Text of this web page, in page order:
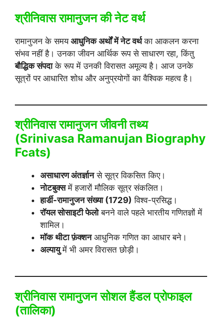
श्रीनिवास रामानुजन की नेट वर्थ
रामानुजन के समय आधुनिक अर्थों में नेट वर्थका आकलन करना
संभव नहीं है। उनका जीवन आर्थिक रूप से साधारण रहा, किंतु
बौद्धिक संपदाके रूप में उनकी विरासत अमूल्य है। आज उनके
सूत्रों पर आधारित शोध और अनुप्रयोगों का वैश्विक महत्व है।
श्रीनिवास रामानुजन जीवनी तथ्य
(Srinivasa Ramanujan Biography
Fcats)
असाधारण अंतर्ज्ञानसे सूत्र विकसित किए।
नोटबुक्समें हजारों मौलिक सूत्र संकलित।
हार्डी-रामानुजन संख्या (1729) विश्व-प्रसिद्ध।
रॉयल सोसाइटी फेलोबनने वाले पहले भारतीय गणितज्ञों में
शामिल।
मॉक थीटा फ़ंक्शनआधुनिक गणित का आधार बने।
अल्पायुमें भी अमर विरासत छोड़ी।
श्रीनिवास रामानुजन सोशल हैंडल प्रोफाइल
(तालिका)